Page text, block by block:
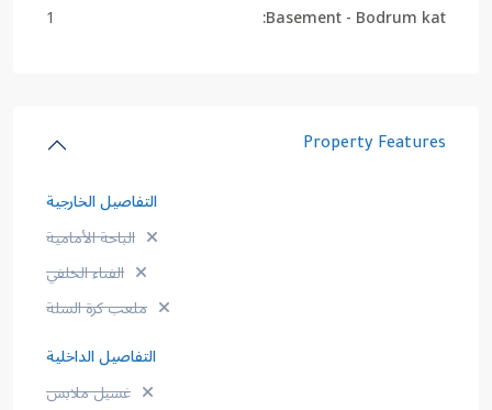
Basement - Bodrum kat:
1
Property Features
التفاصيل الخارجية
الباحة الأمامية
الفناء الخلفي
ملعب كرة السلة
التفاصيل الداخلية
غسيل ملابس